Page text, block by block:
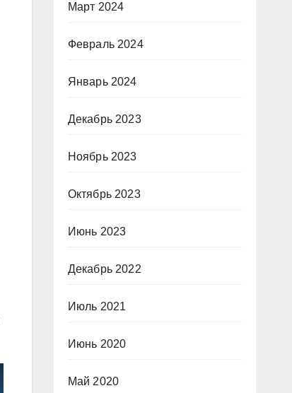
Март 2024
Февраль 2024
Январь 2024
Декабрь 2023
Ноябрь 2023
Октябрь 2023
Июнь 2023
Декабрь 2022
Июль 2021
Июнь 2020
Май 2020